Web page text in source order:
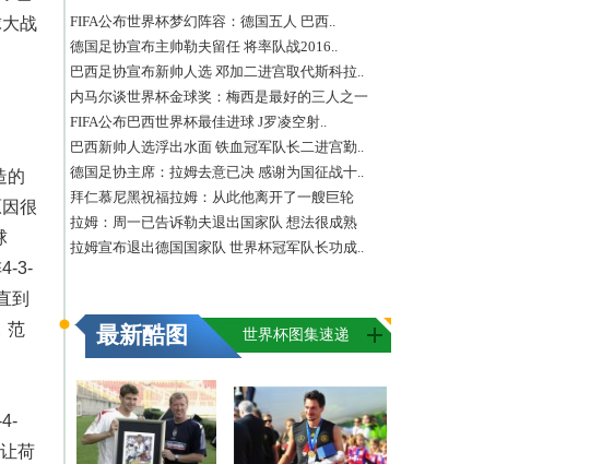
战
的
很
3-
到
范
荷
FIFA公布世界杯梦幻阵容：德国五人 巴西..
德国足协宣布主帅勒夫留任 将率队战2016..
巴西足协宣布新帅人选 邓加二进宫取代斯科拉..
内马尔谈世界杯金球奖：梅西是最好的三人之一
FIFA公布巴西世界杯最佳进球 J罗凌空射..
巴西新帅人选浮出水面 铁血冠军队长二进宫勤..
德国足协主席：拉姆去意已决 感谢为国征战十..
拜仁慕尼黑祝福拉姆：从此他离开了一艘巨轮
拉姆：周一已告诉勒夫退出国家队 想法很成熟
拉姆宣布退出德国国家队 世界杯冠军队长功成..
最新酷图 世界杯图集速递